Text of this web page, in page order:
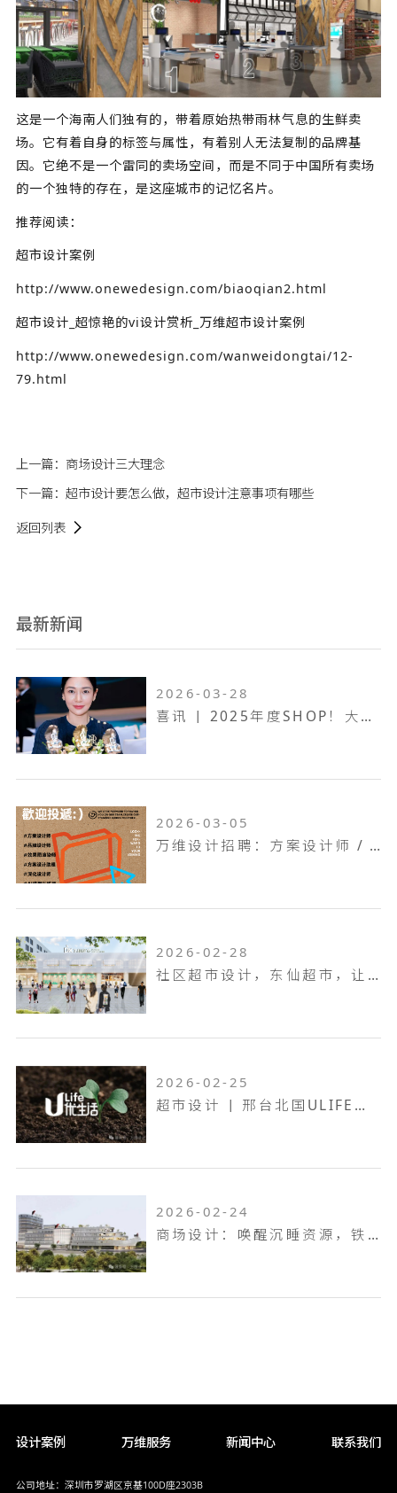
这是一个海南人们独有的，带着原始热带雨林气息的生鲜卖
场。它有着自身的标签与属性，有着别人无法复制的品牌基
因。它绝不是一个雷同的卖场空间，而是不同于中国所有卖场
的一个独特的存在，是这座城市的记忆名片。
推荐阅读：
超市设计案例
http://www.onewedesign.com/biaoqian2.html
超市设计_超惊艳的vi设计赏析_万维超市设计案例
http://www.onewedesign.com/wanweidongtai/12-
79.html
上一篇： 商场设计三大理念
下一篇： 超市设计要怎么做，超市设计注意事项有哪些
返回列表
最新新闻
2026-03-28
喜讯 | 2025年度SHOP！大奖赛，万维设计斩获一金两银！
2026-03-05
万维设计招聘：方案设计师 / 方案设计助理...
2026-02-28
社区超市设计，东仙超市，让生活回归本真！
2026-02-25
超市设计 | 邢台北国ULIFE，共生共融，工业底色的烟火叙事！
2026-02-24
商场设计：唤醒沉睡资源，铁岭双燕天河城，狂揽 9.6 万客流
设计案例 万维服务 新闻中心 联系我们
公司地址：深圳市罗湖区京基100D座2303B